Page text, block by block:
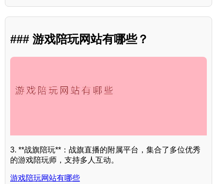
### 游戏陪玩网站有哪些？
3. **战旗陪玩**：战旗直播的附属平台，集合了多位优秀
的游戏陪玩师，支持多人互动。
游戏陪玩网站有哪些